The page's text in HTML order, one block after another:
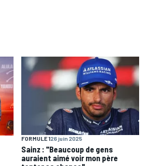
FORMULE 126 juin 2025
Sainz : "Beaucoup de gens
auraient aimé voir mon père